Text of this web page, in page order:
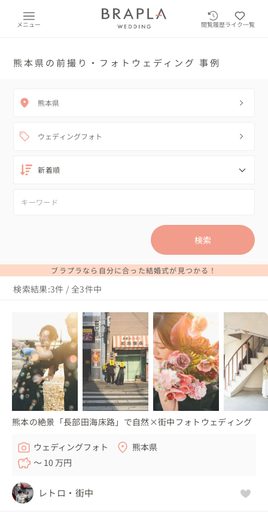
メニュー 閲覧履歴ライク一覧
熊本県の前撮り・フォトウェディング 事例
熊本県
ウェディングフォト
検索
ブラプラなら自分に合った結婚式が見つかる！
検索結果:3件 / 全3件中
熊本の絶景「長部田海床路」で自然×街中フォトウェディング
ウェディングフォト
熊本県
〜 10 万円
レトロ・街中